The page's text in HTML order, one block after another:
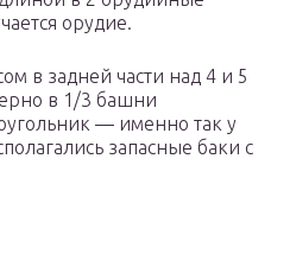
орудие.
в задней части над 4 и 5
в 1/3 башни
— именно так у
запасные баки с